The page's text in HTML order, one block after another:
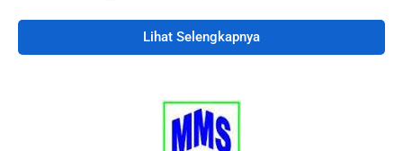
Lihat Selengkapnya